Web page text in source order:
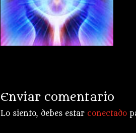
Enviar comentario
Lo siento, debes estar conectado